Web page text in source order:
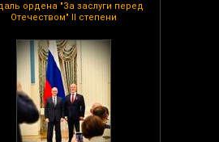
ордена "За заслуги перед
Отечеством" II степени